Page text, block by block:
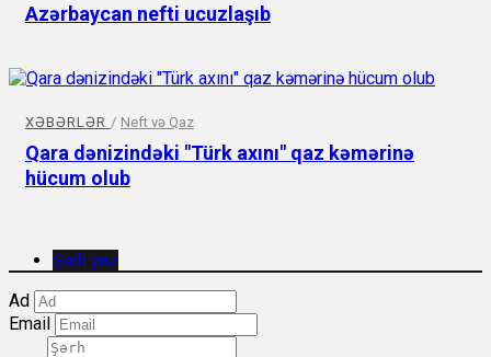
Azərbaycan nefti ucuzlaşıb
XƏBƏRLƏR / Neft və Qaz
Qara dənizindəki "Türk axını" qaz kəmərinə
hücum olub
Şərh yaz
Ad
Email